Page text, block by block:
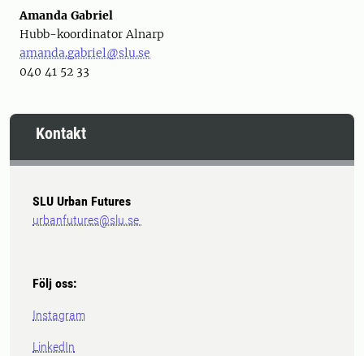
Amanda Gabriel
Hubb-koordinator Alnarp
amanda.gabriel@slu.se
040 41 52 33
Kontakt
SLU Urban Futures
urbanfutures@slu.se
Följ oss:
Instagram
LinkedIn